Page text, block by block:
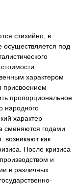
стихийно, в
под
характером
присвоением
пропорциональное
народного
характер
сменяются годами
возникают как
После кризиса
и
в различных